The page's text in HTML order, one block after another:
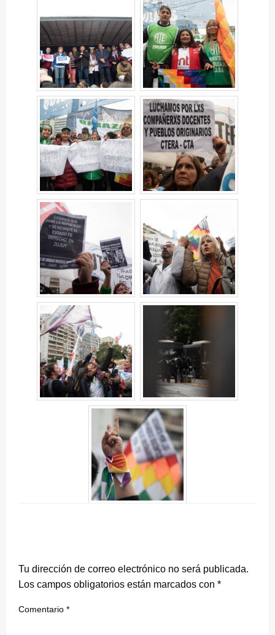
Tu dirección de correo electrónico no será publicada.
Los campos obligatorios están marcados con *
Comentario *